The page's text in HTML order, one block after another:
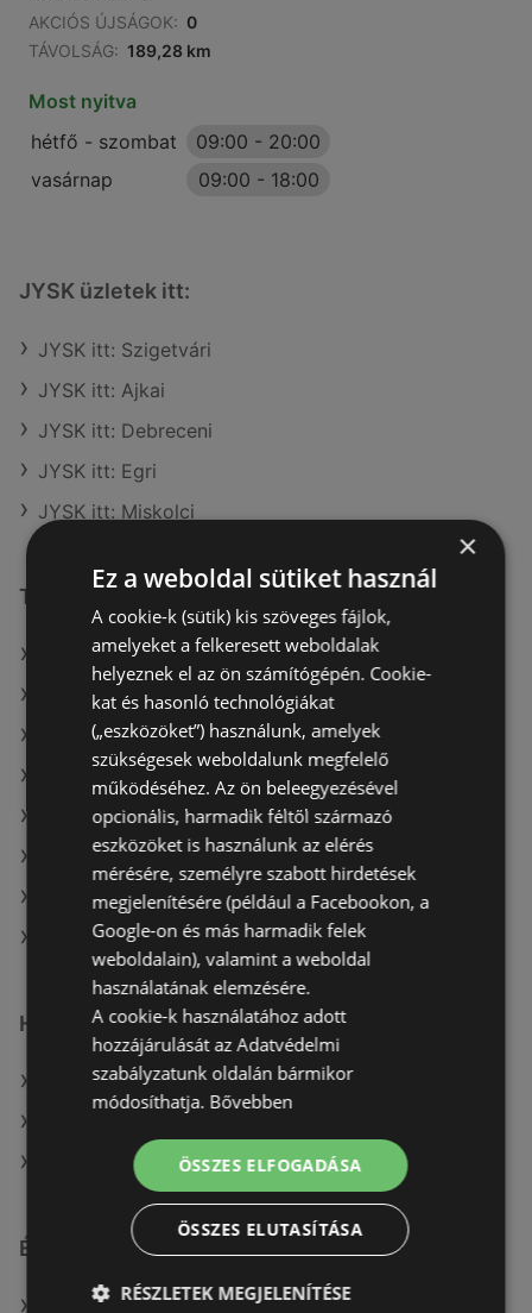
AKCIÓS ÚJSÁGOK: 0
TÁVOLSÁG: 189,28 km
Most nyitva
hétfő - szombat
09:00 - 20:00
vasárnap
09:00 - 18:00
JYSK üzletek itt:
JYSK itt: Szigetvári
JYSK itt: Ajkai
JYSK itt: Debreceni
JYSK itt: Egri
JYSK itt: Miskolci
További linkek
A(z) JYSK ajánlatai
A(z) Bauhaus ajánlatai
A(z) OBI Hungary Retail kft ajánlatai
A(z) Bauhaus aktuális akciós újságjai
A(z) OBI Hungary Retail kft aktuális akciós újságjai
A(z) Praktiker aktuális akciós újságjai
A(z) Vil-For aktuális akciós újságjai
A(z) JYSK üzletei itt: Sopron-Fertődi
Hasonló kiskereskedők
A(z) Bauhaus ajánlatai
A(z) Praktiker ajánlatai
Érdeklődésre számot tartó elemek itt:
A(z) Coop üzletei itt: Magyarkeszi
×
Ez a weboldal sütiket használ
A cookie-k (sütik) kis szöveges fájlok,
amelyeket a felkeresett weboldalak
helyeznek el az ön számítógépén. Cookie-
kat és hasonló technológiákat
(„eszközöket”) használunk, amelyek
szükségesek weboldalunk megfelelő
működéséhez. Az ön beleegyezésével
opcionális, harmadik féltől származó
eszközöket is használunk az elérés
mérésére, személyre szabott hirdetések
megjelenítésére (például a Facebookon, a
Google-on és más harmadik felek
weboldalain), valamint a weboldal
használatának elemzésére.
A cookie-k használatához adott
hozzájárulását az Adatvédelmi
szabályzatunk oldalán bármikor
módosíthatja. Bővebben
ÖSSZES ELFOGADÁSA
ÖSSZES ELUTASÍTÁSA
RÉSZLETEK MEGJELENÍTÉSE